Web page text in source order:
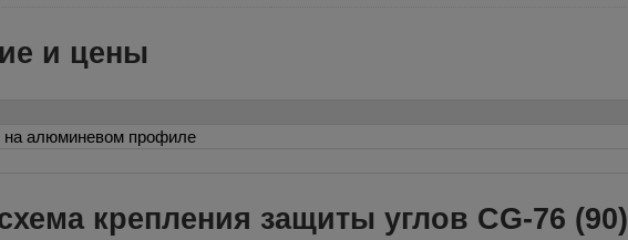
и цены
на алюминевом профиле
крепления защиты углов CG-76 (90)